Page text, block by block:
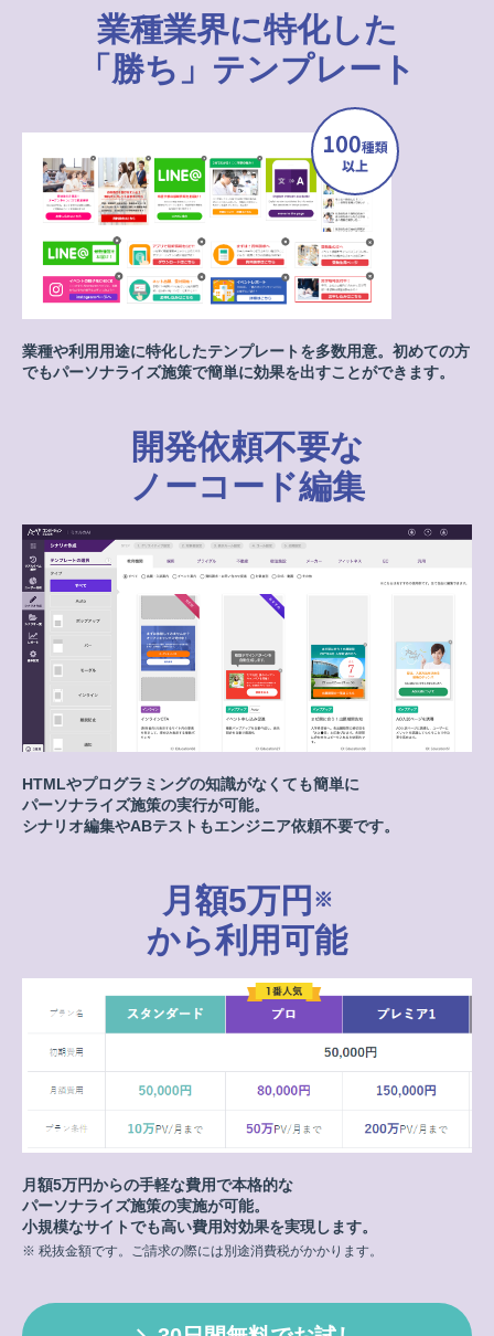
業種業界に特化した
「勝ち」テンプレート
業種や利用用途に特化したテンプレートを多数用意。 初めての方
でもパーソナライズ施策で簡単に効果を出すことができます。
開発依頼不要な
ノーコード編集
HTMLやプログラミングの知識がなくても簡単に
パーソナライズ施策の実行が可能。
シナリオ編集やABテストもエンジニア依頼不要です。
月額5万円 ※
から利用可能
月額5万円からの手軽な費用で本格的な
パーソナライズ施策の実施が可能。
小規模なサイトでも高い費用対効果を実現します。
※ 税抜金額です。ご請求の際には別途消費税がかかります。